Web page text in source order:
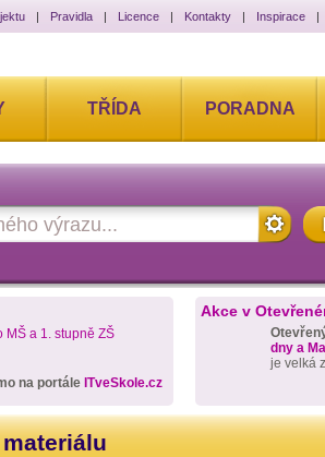
| Pravidla | Licence | Kontakty | Inspirace |
TŘÍDA PORADNA
MŠ a 1. stupně ZŠ
na portále ITveSkole.cz
Akce v
dny a
je velká